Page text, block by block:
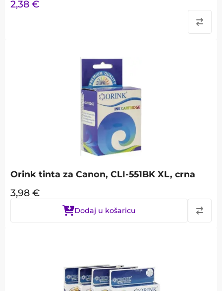
2,38 €
Orink tinta za Canon, CLI-551BK XL, crna
3,98 €
Dodaj u košaricu